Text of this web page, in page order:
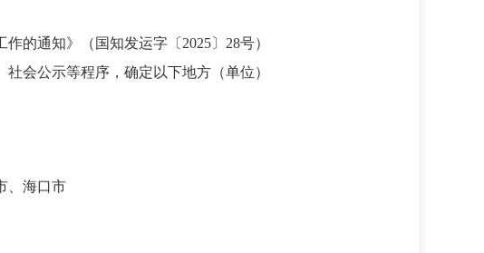
的通知》（国知发运字〔2025〕28号）
会公示等程序，确定以下地方（单位）
、海口市